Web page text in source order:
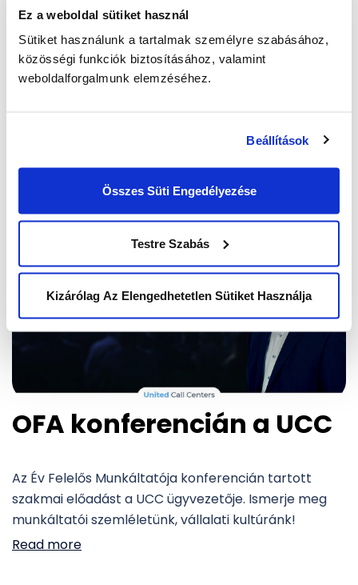
Ez a weboldal sütiket használ
Sütiket használunk a tartalmak személyre szabásához,
közösségi funkciók biztosításához, valamint
weboldalforgalmunk elemzéséhez.
Beállítások
Összes Süti Engedélyezése
Testre Szabás
Kizárólag Az Elengedhetetlen Sütiket Használja
E-Mese a UCC-től
világát, mind a UCC technológiai fejlesztéseit!
Read more
OFA konferencián a UCC
Az Év Felelős Munkáltatója konferencián tartott
szakmai előadást a UCC ügyvezetője. Ismerje meg
munkáltatói szemléletünk, vállalati kultúránk!
Read more